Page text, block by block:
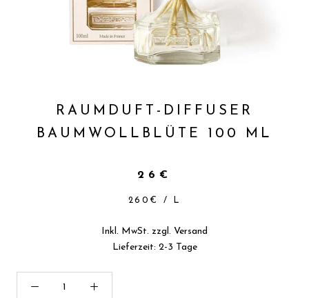
RAUMDUFT-DIFFUSER
BAUMWOLLBLÜTE 100 ML
26€
260€ / L
Inkl. MwSt. zzgl. Versand
Lieferzeit: 2-3 Tage